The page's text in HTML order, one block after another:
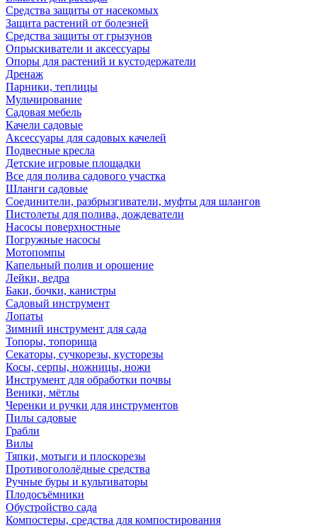
Средства защиты от насекомых
Защита растений от болезней
Средства защиты от грызунов
Опрыскиватели и аксессуары
Опоры для растений и кустодержатели
Дренаж
Парники, теплицы
Мульчирование
Садовая мебель
Качели садовые
Аксессуары для садовых качелей
Подвесные кресла
Детские игровые площадки
Все для полива садового участка
Шланги садовые
Соединители, разбрызгиватели, муфты для шлангов
Пистолеты для полива, дождеватели
Насосы поверхностные
Погружные насосы
Мотопомпы
Капельный полив и орошение
Лейки, ведра
Баки, бочки, канистры
Садовый инструмент
Лопаты
Зимний инструмент для сада
Топоры, топорища
Секаторы, сучкорезы, кусторезы
Косы, серпы, ножницы, ножи
Инструмент для обработки почвы
Веники, мётлы
Черенки и ручки для инструментов
Пилы садовые
Грабли
Вилы
Тяпки, мотыги и плоскорезы
Противогололёдные средства
Ручные буры и культиваторы
Плодосъёмники
Обустройство сада
Компостеры, средства для компостирования